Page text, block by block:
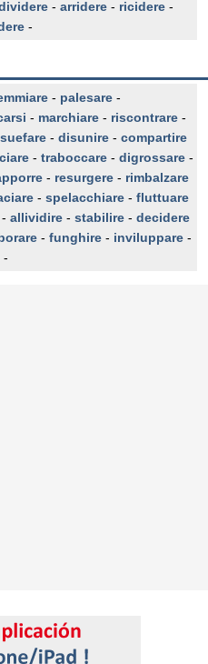
- arridere - ricidere -
-
- palesare -
- marchiare - riscontrare -
- disunire - compartire
- traboccare - digrossare -
- resurgere - rimbalzare
- spelacchiare - fluttuare
- allividire - stabilire - decidere
- funghire - inviluppare -
-